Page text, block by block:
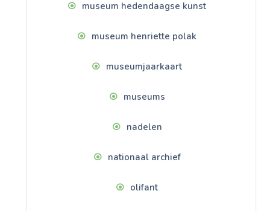
museum hedendaagse kunst
museum henriette polak
museumjaarkaart
museums
nadelen
nationaal archief
olifant